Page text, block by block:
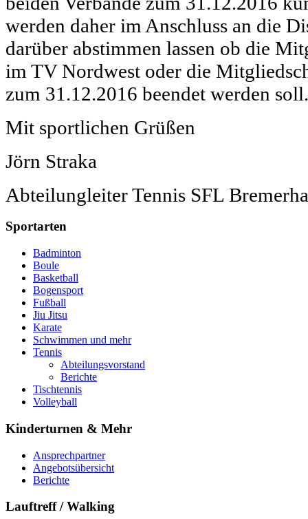
werden daher im Anschluss an die
darüber abstimmen lassen ob die
im TV Nordwest oder die
zum 31.12.2016 beendet werden soll.
Mit sportlichen Grüßen
Jörn Straka
Abteilungleiter Tennis SFL
Sportarten
Badminton
Boule
Basketball
Bogensport
Fußball
Jiu Jitsu
Karate
Schwimmen und mehr
Tennis
Abteilungsvorstand
Berichte
Tischtennis
Volleyball
Kinderturnen & Mehr
Ansprechpartner
Angebotsübersicht
Berichte
Lauftreff / Walking